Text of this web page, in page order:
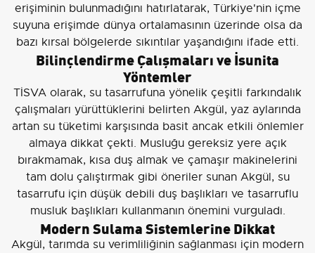
erişiminin bulunmadığını hatırlatarak, Türkiye'nin içme
suyuna erişimde dünya ortalamasının üzerinde olsa da
bazı kırsal bölgelerde sıkıntılar yaşandığını ifade etti.
Bilinçlendirme Çalışmaları ve İsunita
Yöntemler
TİSVA olarak, su tasarrufuna yönelik çeşitli farkındalık
çalışmaları yürüttüklerini belirten Akgül, yaz aylarında
artan su tüketimi karşısında basit ancak etkili önlemler
almaya dikkat çekti. Musluğu gereksiz yere açık
bırakmamak, kısa duş almak ve çamaşır makinelerini
tam dolu çalıştırmak gibi öneriler sunan Akgül, su
tasarrufu için düşük debili duş başlıkları ve tasarruflu
musluk başlıkları kullanmanın önemini vurguladı.
Modern Sulama Sistemlerine Dikkat
Akgül, tarımda su verimliliğinin sağlanması için modern